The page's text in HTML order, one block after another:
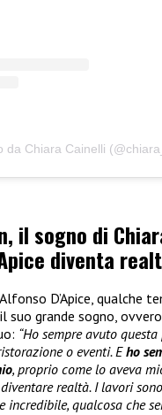
da Chiara Cainelli
il sogno di
diventa
D’Apice, qualche
suo grande sogno,
“Ho sempre avuto
o eventi. Eho
, proprio come lo aveva
realtà. I lavori
incredibile, qualcosa che